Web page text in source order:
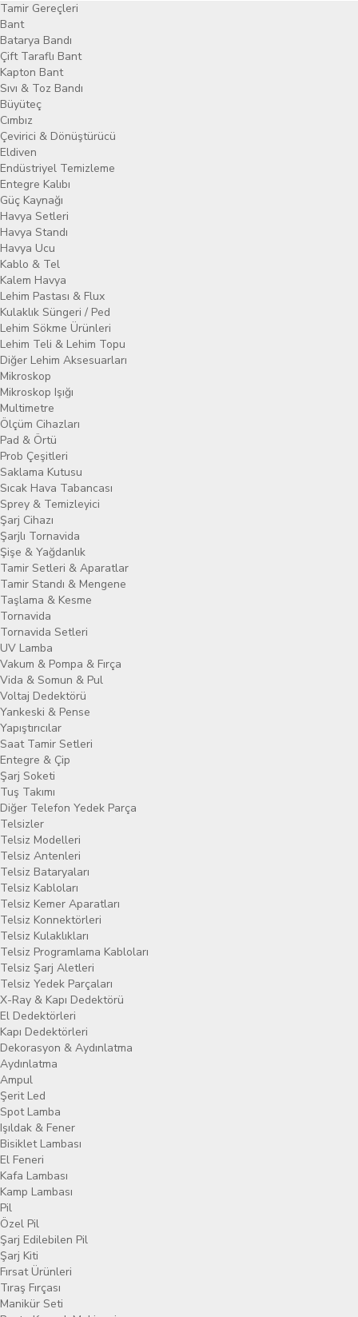
Tamir Gereçleri
Bant
Batarya Bandı
Çift Taraflı Bant
Kapton Bant
Sıvı & Toz Bandı
Büyüteç
Cımbız
Çevirici & Dönüştürücü
Eldiven
Endüstriyel Temizleme
Entegre Kalıbı
Güç Kaynağı
Havya Setleri
Havya Standı
Havya Ucu
Kablo & Tel
Kalem Havya
Lehim Pastası & Flux
Kulaklık Süngeri / Ped
Lehim Sökme Ürünleri
Lehim Teli & Lehim Topu
Diğer Lehim Aksesuarları
Mikroskop
Mikroskop Işığı
Multimetre
Ölçüm Cihazları
Pad & Örtü
Prob Çeşitleri
Saklama Kutusu
Sıcak Hava Tabancası
Sprey & Temizleyici
Şarj Cihazı
Şarjlı Tornavida
Şişe & Yağdanlık
Tamir Setleri & Aparatlar
Tamir Standı & Mengene
Taşlama & Kesme
Tornavida
Tornavida Setleri
UV Lamba
Vakum & Pompa & Fırça
Vida & Somun & Pul
Voltaj Dedektörü
Yankeski & Pense
Yapıştırıcılar
Saat Tamir Setleri
Entegre & Çip
Şarj Soketi
Tuş Takımı
Diğer Telefon Yedek Parça
Telsizler
Telsiz Modelleri
Telsiz Antenleri
Telsiz Bataryaları
Telsiz Kabloları
Telsiz Kemer Aparatları
Telsiz Konnektörleri
Telsiz Kulaklıkları
Telsiz Programlama Kabloları
Telsiz Şarj Aletleri
Telsiz Yedek Parçaları
X-Ray & Kapı Dedektörü
El Dedektörleri
Kapı Dedektörleri
Dekorasyon & Aydınlatma
Aydınlatma
Ampul
Şerit Led
Spot Lamba
Işıldak & Fener
Bisiklet Lambası
El Feneri
Kafa Lambası
Kamp Lambası
Pil
Özel Pil
Şarj Edilebilen Pil
Şarj Kiti
Fırsat Ürünleri
Tıraş Fırçası
Manikür Seti